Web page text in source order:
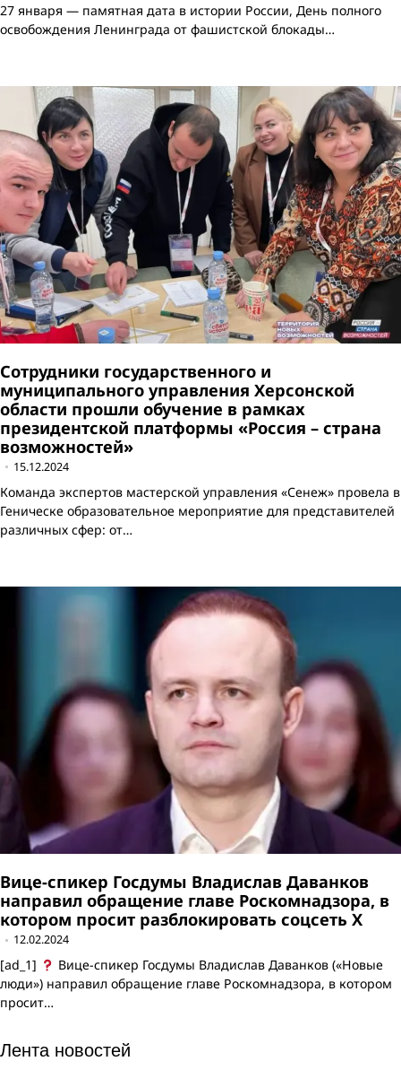
27 января — памятная дата в истории России, День полного
освобождения Ленинграда от фашистской блокады…
Сотрудники государственного и
муниципального управления Херсонской
области прошли обучение в рамках
президентской платформы «Россия – страна
возможностей»
15.12.2024
Команда экспертов мастерской управления «Сенеж» провела в
Геническе образовательное мероприятие для представителей
различных сфер: от…
Вице-спикер Госдумы Владислав Даванков
направил обращение главе Роскомнадзора, в
котором просит разблокировать соцсеть Х
12.02.2024
[ad_1]
Вице-спикер Госдумы Владислав Даванков («Новые
люди») направил обращение главе Роскомнадзора, в котором
просит…
Лента новостей